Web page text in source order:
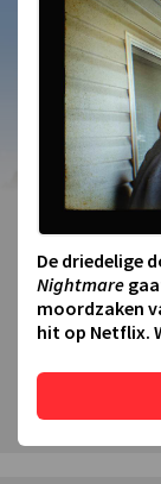
Expeditie
De driedelige
Nightmare
moordzaken
hit op Netflix.